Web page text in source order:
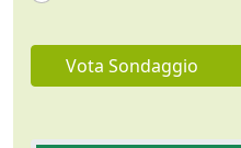
Vota Sondaggio